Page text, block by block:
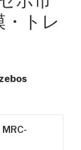
トレ
MRC-